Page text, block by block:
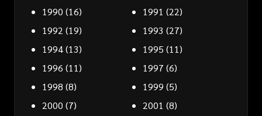
1990 (16) 1991 (22)
1992 (19) 1993 (27)
1994(13) 1995 (11)
1996 (11) 1997 (6)
1998 (8) 1999 (5)
2000 (7) 2001 (8)